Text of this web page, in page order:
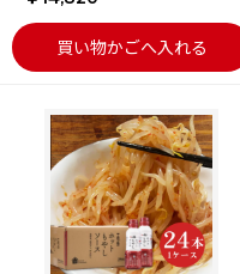
買い物かごへ入れる